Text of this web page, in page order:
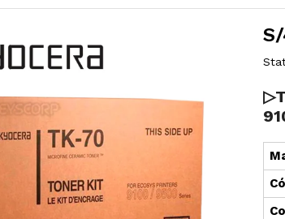
S/